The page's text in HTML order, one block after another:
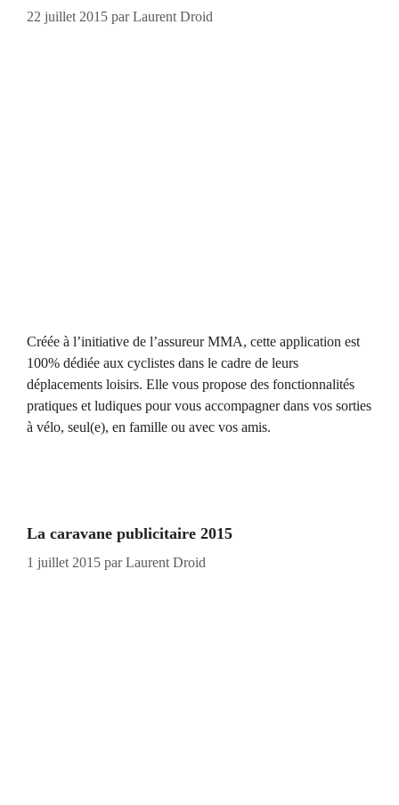
22 juillet 2015 parLaurent Droid
Créée à l’initiative de l’assureur MMA, cette application est
100% dédiée aux cyclistes dans le cadre de leurs
déplacements loisirs. Elle vous propose des fonctionnalités
pratiques et ludiques pour vous accompagner dans vos sorties
à vélo, seul(e), en famille ou avec vos amis.
La caravane publicitaire 2015
1 juillet 2015 parLaurent Droid